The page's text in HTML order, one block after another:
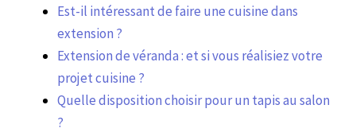
Est-il intéressant de faire une cuisine dans
extension ?
Extension de véranda : et si vous réalisiez votre
projet cuisine ?
Quelle disposition choisir pour un tapis au salon
?